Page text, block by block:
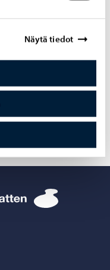
Näytä tiedot
geologinen